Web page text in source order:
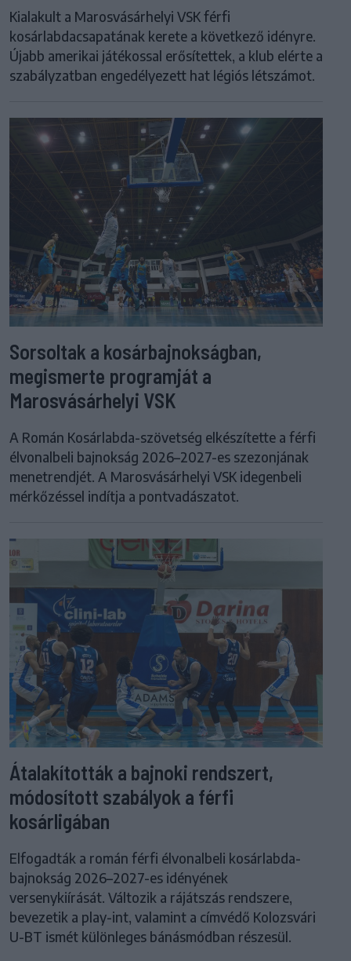
Kialakult a Marosvásárhelyi VSK férfi
kosárlabdacsapatának kerete a következő idényre.
Újabb amerikai játékossal erősítettek, a klub elérte a
szabályzatban engedélyezett hat légiós létszámot.
Sorsoltak a kosárbajnokságban,
megismerte programját a
Marosvásárhelyi VSK
A Román Kosárlabda-szövetség elkészítette a férfi
élvonalbeli bajnokság 2026–2027-es szezonjának
menetrendjét. A Marosvásárhelyi VSK idegenbeli
mérkőzéssel indítja a pontvadászatot.
Átalakították a bajnoki rendszert,
módosított szabályok a férfi
kosárligában
Elfogadták a román férfi élvonalbeli kosárlabda-
bajnokság 2026–2027-es idényének
versenykiírását. Változik a rájátszás rendszere,
bevezetik a play-int, valamint a címvédő Kolozsvári
U-BT ismét különleges bánásmódban részesül.